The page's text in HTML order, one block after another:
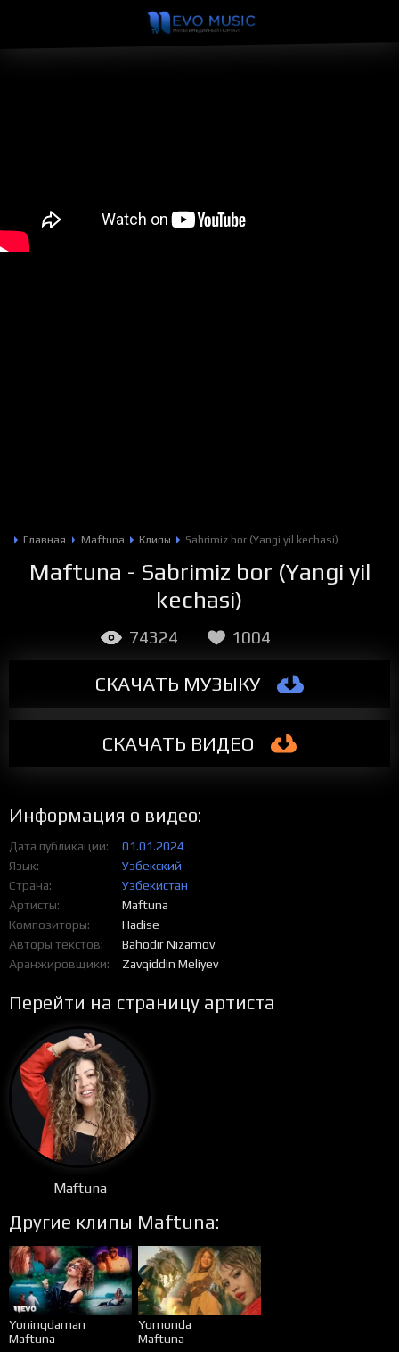
Главная Maftuna Клипы Sabrimiz bor (Yangi yil kechasi)
Maftuna - Sabrimiz bor (Yangi yil
kechasi)
СКАЧАТЬ МУЗЫКУ
СКАЧАТЬ ВИДЕО
74324 1004
Информация о видео:
Дата публикации
01.01.2024
Язык
Узбекский
Страна
Узбекистан
Артисты
Maftuna
Композиторы
Hadise
Авторы текстов
Bahodir Nizamov
Аранжировщики
Zavqiddin Meliyev
Перейти на страницу артиста
Maftuna
Другие клипы Maftuna:
Yoningdaman
Maftuna
Yomonda
Maftuna